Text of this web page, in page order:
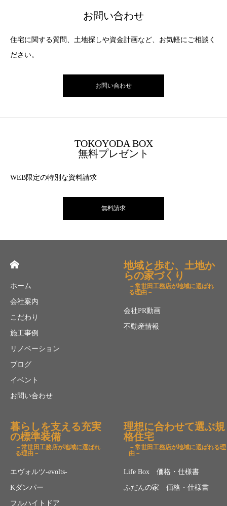
お問い合わせ
住宅に関する質問、土地探しや資金計画など、お気軽にご相談く
ださい。
お問い合わせ
TOKOYODA BOX
無料プレゼント
WEB限定の特別な資料請求
無料請求
ホーム
会社案内
こだわり
施工事例
リノベーション
ブログ
イベント
お問い合わせ
地域と歩む、土地か
らの家づくり
－常世田工務店が地域に選ばれ
る理由－
会社PR動画
不動産情報
暮らしを支える充実
の標準装備
－常世田工務店が地域に選ばれ
る理由－
エヴォルツ-evolts-
Kダンパー
フルハイトドア
理想に合わせて選ぶ規
格住宅
－常世田工務店が地域に選ばれる理
由－
Life Box 価格・仕様書
ふだんの家 価格・仕様書